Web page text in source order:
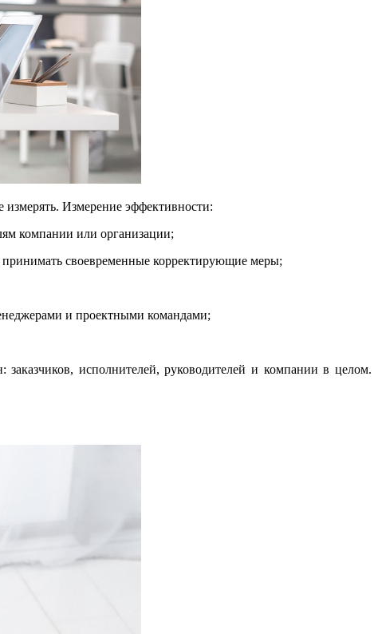
Измерение эффективности:
компании или организации;
принимать своевременные корректирующие меры;
и проектными командами;
исполнителей, руководителей и компании в целом.